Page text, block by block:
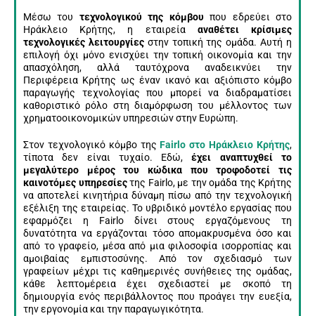
Μέσω του τεχνολογικού της κόμβου που εδρεύει στο
Ηράκλειο Κρήτης, η εταιρεία αναθέτει κρίσιμες
τεχνολογικές λειτουργίες στην τοπική της ομάδα. Αυτή η
επιλογή όχι μόνο ενισχύει την τοπική οικονομία και την
απασχόληση, αλλά ταυτόχρονα αναδεικνύει την
Περιφέρεια Κρήτης ως έναν ικανό και αξιόπιστο κόμβο
παραγωγής τεχνολογίας που μπορεί να διαδραματίσει
καθοριστικό ρόλο στη διαμόρφωση του μέλλοντος των
χρηματοοικονομικών υπηρεσιών στην Ευρώπη.
Στον τεχνολογικό κόμβο τηςFairlo στο Ηράκλειο Κρήτης,
τίποτα δεν είναι τυχαίο. Εδώ,έχει αναπτυχθεί το
μεγαλύτερο μέρος του κώδικα που τροφοδοτεί τις
καινοτόμες υπηρεσίεςτης Fairlo, με την ομάδα της Κρήτης
να αποτελεί κινητήρια δύναμη πίσω από την τεχνολογική
εξέλιξη της εταιρείας. Το υβριδικό μοντέλο εργασίας που
εφαρμόζει η Fairlo δίνει στους εργαζόμενους τη
δυνατότητα να εργάζονται τόσο απομακρυσμένα όσο και
από το γραφείο, μέσα από μια φιλοσοφία ισορροπίας και
αμοιβαίας εμπιστοσύνης. Από τον σχεδιασμό των
γραφείων μέχρι τις καθημερινές συνήθειες της ομάδας,
κάθε λεπτομέρεια έχει σχεδιαστεί με σκοπό τη
δημιουργία ενός περιβάλλοντος που προάγει την ευεξία,
την εργονομία και την παραγωγικότητα.